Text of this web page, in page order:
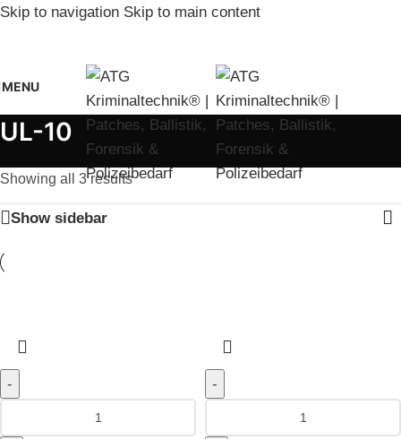
Skip to navigation Skip to main content
MENU
UL-10
Showing all 3 results
Show sidebar